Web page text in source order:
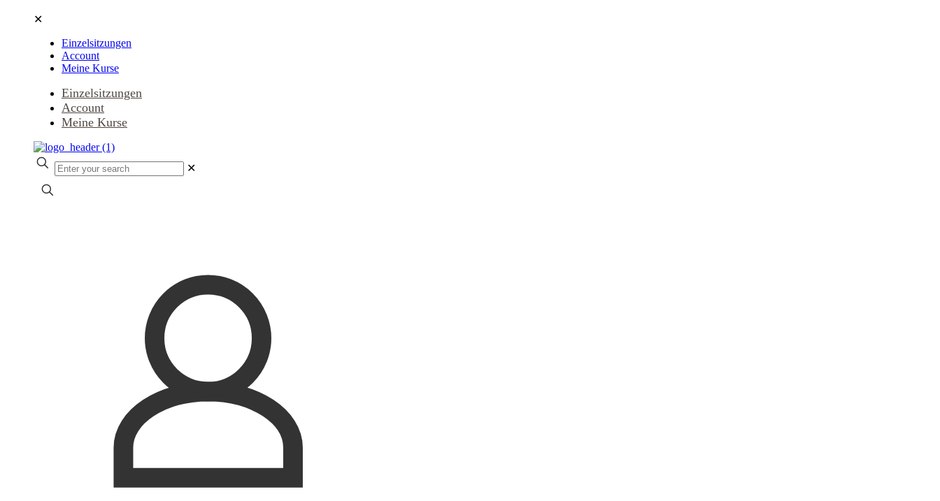
✕
Einzelsitzungen
Account
Meine Kurse
Einzelsitzungen
Account
Meine Kurse
✕